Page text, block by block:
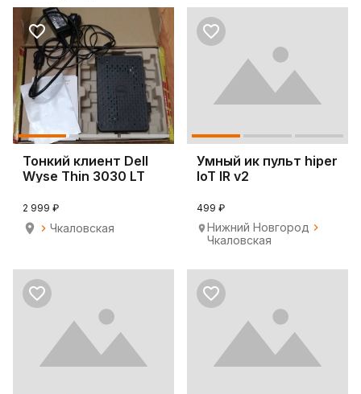
Тонкий клиент Dell
Wyse Thin 3030 LT
2 999 ₽
Чкаловская
Умный ик пульт hiper
IoT IR v2
499 ₽
Нижний Новгород
Чкаловская